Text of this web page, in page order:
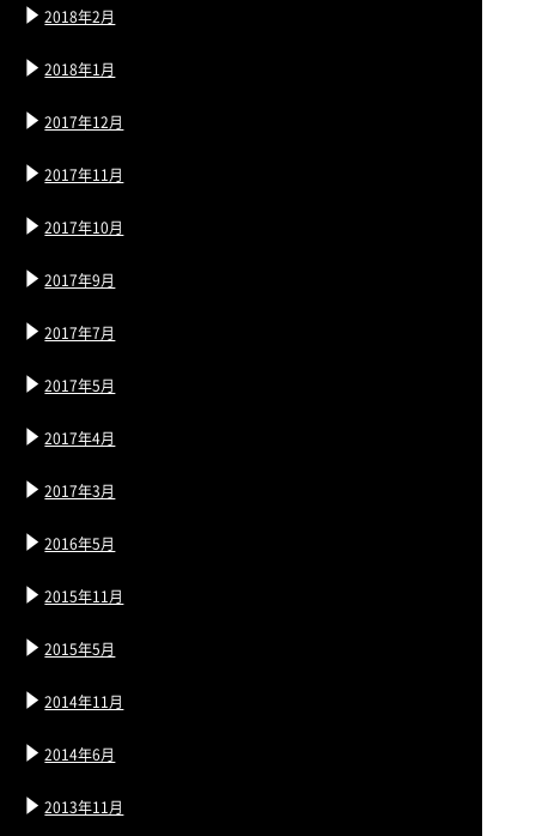
2018年2月
2018年1月
2017年12月
2017年11月
2017年10月
2017年9月
2017年7月
2017年5月
2017年4月
2017年3月
2016年5月
2015年11月
2015年5月
2014年11月
2014年6月
2013年11月